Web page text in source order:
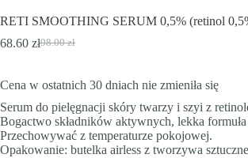
RETI SMOOTHING SERUM 0,5% (retinol
98.00zł
Pierwotna
98.00 zł.
68.60 złAktualna
68.60 zł.
Cena w ostatnich 30 dniach nie zmieniła się
Serum do pielęgnacji skóry twarzy i szyi z
Bogactwo składników aktywnych, lekka
Przechowywać z temperaturze pokojowej.
Opakowanie: butelka airless z tworzywa